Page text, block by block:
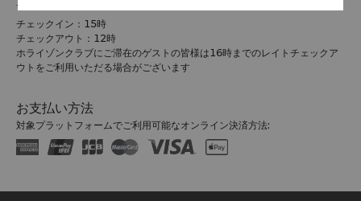
チェックイン/アウトの時間は以下のとおりです。
チェックイン：15時
チェックアウト：12時
ホライゾンクラブにご滞在のゲストの皆様は16時までのレイトチェックア
ウトをご利用いただる場合がございます
お支払い方法
対象プラットフォームでご利用可能なオンライン決済方法: